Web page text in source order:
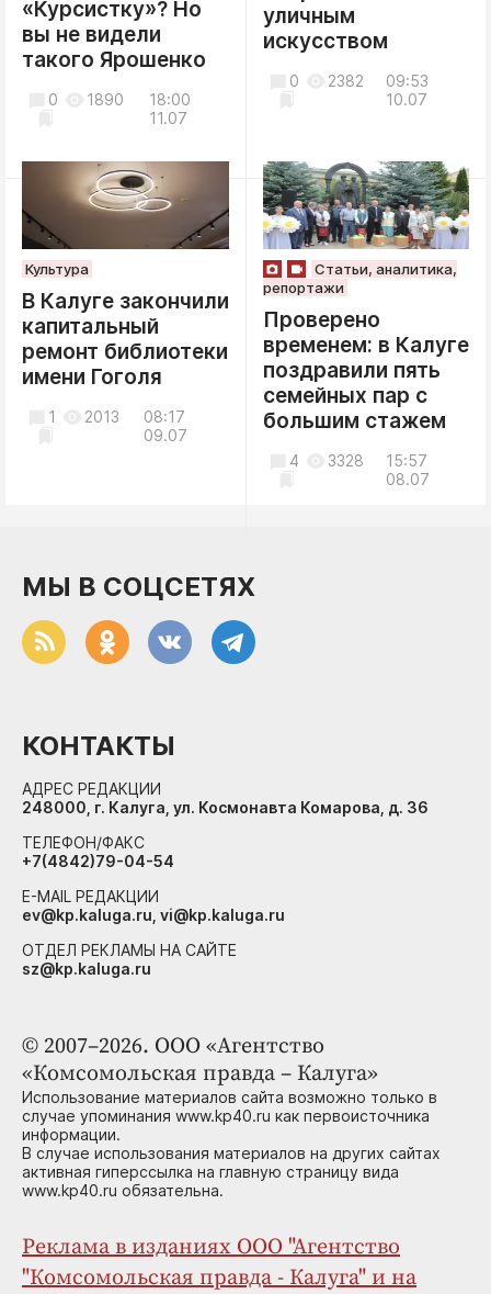
«Курсистку»? Но
вы не видели
такого Ярошенко
18:00
11.07
0 1890
уличным
искусством
09:53
10.07
0 2382
Культура
В Калуге закончили
капитальный
ремонт библиотеки
имени Гоголя
08:17
09.07
1 2013
Статьи, аналитика,
репортажи
Проверено
временем: в Калуге
поздравили пять
семейных пар с
большим стажем
15:57
08.07
4 3328
© 2007–2026. ООО «Агентство
«Комсомольская правда – Калуга»
Использование материалов сайта возможно только в
случае упоминания www.kp40.ru как первоисточника
информации.
В случае использования материалов на других сайтах
активная гиперссылка на главную страницу вида
www.kp40.ru обязательна.
Реклама в изданиях ООО "Агентство
"Комсомольская правда - Калуга" и на
МЫ В СОЦСЕТЯХ
КОНТАКТЫ
АДРЕС РЕДАКЦИИ
248000, г. Калуга, ул. Космонавта Комарова, д. 36
ТЕЛЕФОН/ФАКС
+7(4842)79-04-54
E-MAIL РЕДАКЦИИ
ev@kp.kaluga.ru, vi@kp.kaluga.ru
ОТДЕЛ РЕКЛАМЫ НА САЙТЕ
sz@kp.kaluga.ru